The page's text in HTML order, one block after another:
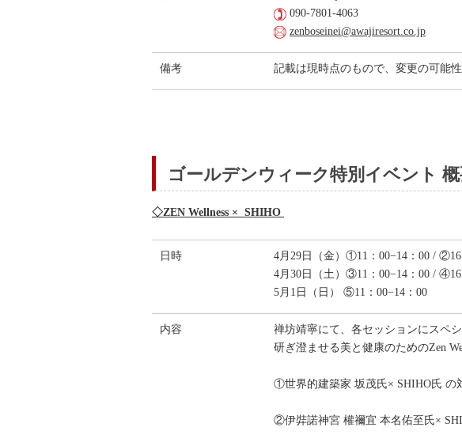
090-7801-4063
zenboseinei@awajiresort.co.jp
備考 記載は現時点のもので、変更の可能
ゴールデンウィーク特別イベント
◇ZEN Wellness × SHIHO
日時
4月29日（金）①11：00−14：00 / ②16
4月30日（土）③11：00−14：00 / ④16
5月1日（日） ⑤11：00−14：00
内容
禅坊靖寧にて、各セッションにスペ
研ぎ澄ませる美と健康のためのZen
①世界的建築家 坂茂氏× SHIHO氏 の
②伊弉諾神宮 權禰宜 本名佑至氏×